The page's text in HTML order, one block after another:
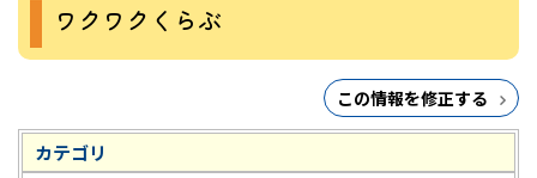
ワクワクくらぶ
この情報を修正する
カテゴリ